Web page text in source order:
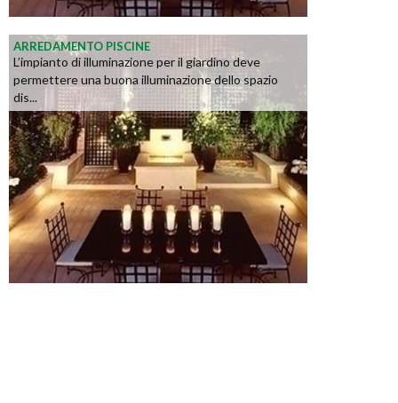
ARREDAMENTO PISCINE
L’impianto di illuminazione per il giardino deve
permettere una buona illuminazione dello spazio
dis...